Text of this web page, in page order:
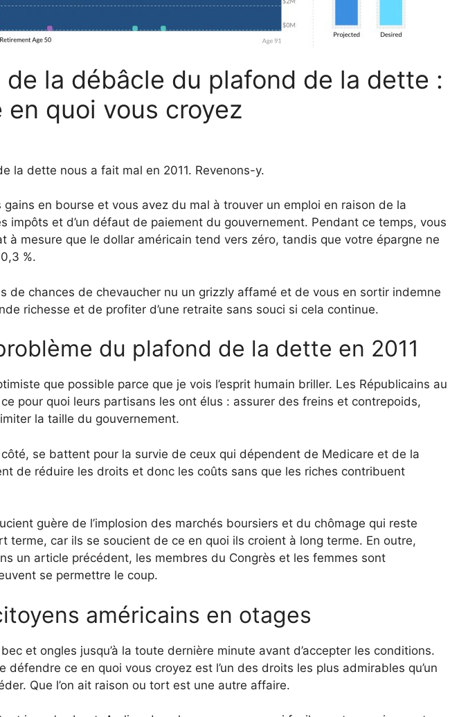
de la débâcle du plafond de la dette :
quoi vous croyez
la dette nous a fait mal en 2011. Revenons-y.
en bourse et vous avez du mal à trouver un emploi en raison de la
impôts et d’un défaut de paiement du gouvernement. Pendant ce temps, vous
à mesure que le dollar américain tend vers zéro, tandis que votre épargne ne
%.
de chances de chevaucher nu un grizzly affamé et de vous en sortir indemne
richesse et de profiter d’une retraite sans souci si cela continue.
du plafond de la dette en 2011
que possible parce que je vois l’esprit humain briller. Les Républicains au
pour quoi leurs partisans les ont élus : assurer des freins et contrepoids,
la taille du gouvernement.
se battent pour la survie de ceux qui dépendent de Medicare et de la
de réduire les droits et donc les coûts sans que les riches contribuent
guère de l’implosion des marchés boursiers et du chômage qui reste
terme, car ils se soucient de ce en quoi ils croient à long terme. En outre,
un article précédent, les membres du Congrès et les femmes sont
se permettre le coup.
américains en otages
et ongles jusqu’à la toute dernière minute avant d’accepter les conditions.
défendre ce en quoi vous croyez est l’un des droits les plus admirables qu’un
Que l’on ait raison ou tort est une autre affaire.